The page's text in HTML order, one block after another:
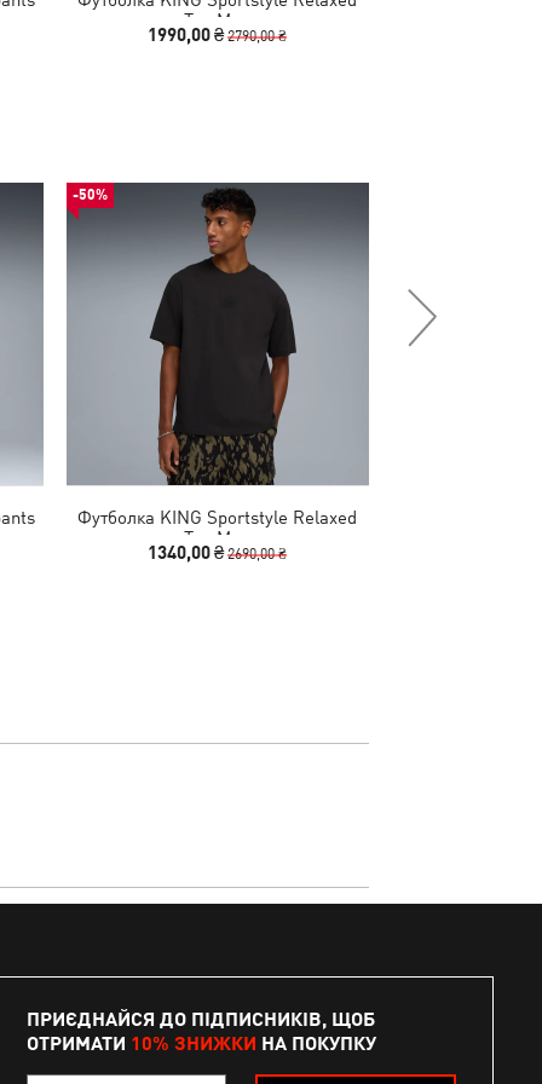
Tee Men
1990,00 ₴2790,00 ₴
-50%
Футболка KING Sportstyle Relaxed
Tee Men
1340,00 ₴2690,00 ₴
ПРИЄДНАЙСЯ ДО ПІДПИСНИКІВ, ЩОБ
ОТРИМАТИ 10% ЗНИЖКИ НА ПОКУПКУ